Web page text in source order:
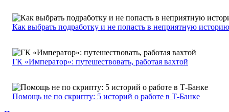
Как выбрать подработку и не попасть в неприятную историю
ГК «Император»: путешествовать, работая вахтой
Помощь не по скрипту: 5 историй о работе в Т-Банке